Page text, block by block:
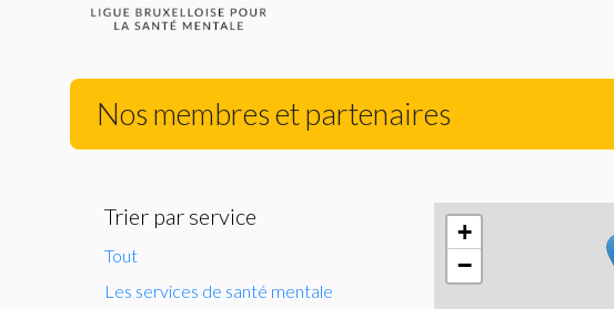
Nos membres et partenaires
Trier par service
Tout
Les services de santé mentale
+
−